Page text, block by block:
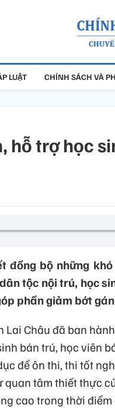
LUẬT CHÍNH SÁCH VÀ
hỗ trợ học
đồng bộ những
tộc nội trú, học
phần giảm bớt
Châu đã ban
bán trú, học viên
để ôn thi, thi tốt
quan tâm thiết thực
cao trong thời